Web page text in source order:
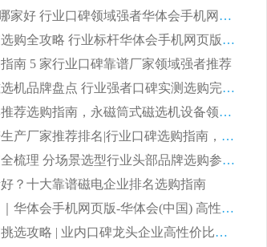
2026尾矿磁选机靠谱厂家哪家好 行业口碑领域强者华体会手机网页版-华体会(中国) 推荐
2026 铁矿磁选机靠谱厂家选购全攻略 行业标杆华体会手机网页版-华体会(中国) 设备性价比出众
南 5 家行业口碑靠谱厂家领域强者推荐
2026 高性价比永磁筒式磁选机品牌盘点 行业强者口碑实测选购完整指南
2026 评价高的磁选机品牌推荐选购指南，永磁筒式磁选机设备领域强者全景行业口碑解析
2026 国内平板磁选机靠谱生产厂家推荐排名|行业口碑选购指南，领域强者按需选设备
2026 磁选机靠谱生产厂家全梳理 分场景选型行业头部品牌选购参考攻略
？十大靠谱磁电企业排名选购指南
2026 磁选机靠谱厂家排名｜华体会手机网页版-华体会(中国) 高性价比磁选机磁电品牌
2026 顺流河沙磁选机厂家挑选攻略 | 业内口碑龙头企业高性价比品牌推荐